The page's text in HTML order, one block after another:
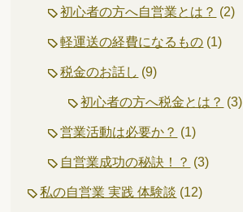
初心者の方へ自営業とは？ (2)
軽運送の経費になるもの (1)
税金のお話し (9)
初心者の方へ税金とは？ (3)
営業活動は必要か？ (1)
自営業成功の秘訣！？ (3)
私の自営業 実践 体験談 (12)